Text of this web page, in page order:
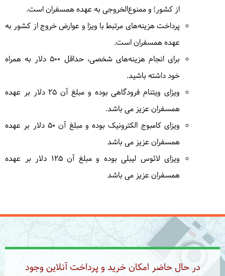
دوشنبه September 8, 2025 | 1404/06/17
امروز به سوی منطقه نین بین خواهیم رفت و از این
منطقه باستانی بازدید خواهیم کرد. در مسیر از روستای
زیبای عود بازدید می کنیم، در ادامه در طبیعت زیبا قایق
سواری خواهیم داشت و از زیبایی های مسیر لذت خواهیم
کرد. سپس برای استراحت به هتل هانوی باز می‌گردیم.
= هانوی
سه‌شنبه September 9, 2025 1404/06/18
خواهیم شد و بازدیدی از غار و صخره های اعجاب انگیز
هالونگ بی داریم.
=کشتی کروز هالونگ بی
از کشور) و ممنوع‌الخروجی به عهده همسفران است.
پرداخت هزینه‌های مرتبط با ویزا و عوارض خروج از کشور به
عهده همسفران است.
برای انجام هزینه‌های شخصی، حداقل 500 دلار به همراه
خود داشته باشید.
ویزای ویتنام فرودگاهی بوده و مبلغ آن 25 دلار بر عهده
همسفران عزیز می باشد.
ویزای کامبوج الکترونیک بوده و مبلغ آن 50 دلار بر عهده
همسفران عزیز می باشد
ویزای لائوس لیبلی بوده و مبلغ آن 125 دلار بر عهده
همسفران عزیز می باشد
در حال حاضر امکان خرید و پرداخت آنلاین وجود